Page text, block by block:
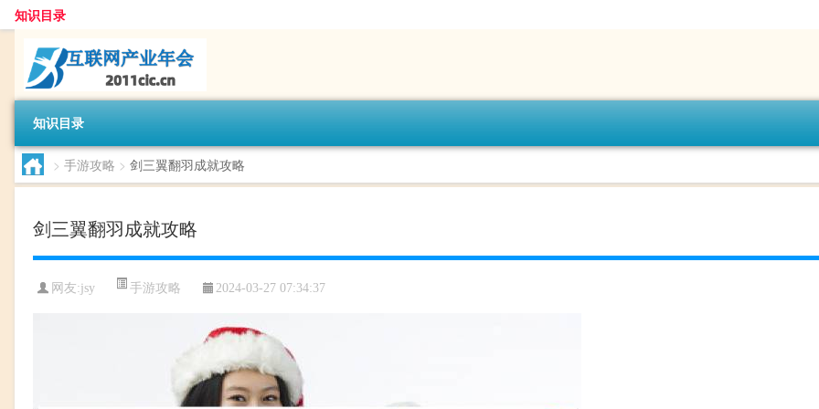
知识目录
知识目录
> 手游攻略 > 剑三翼翻羽成就攻略
剑三翼翻羽成就攻略
网友:jsy 手游攻略 2024-03-27 07:34:37